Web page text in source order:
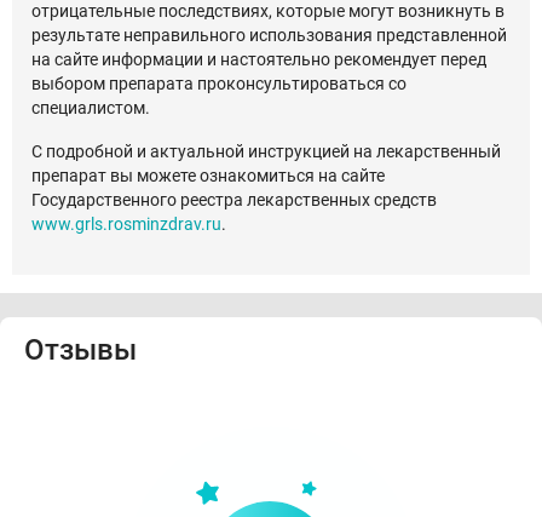
отрицательные последствиях, которые могут возникнуть в
результате неправильного использования представленной
на сайте информации и настоятельно рекомендует перед
выбором препарата проконсультироваться со
специалистом.
С подробной и актуальной инструкцией на лекарственный
препарат вы можете ознакомиться на сайте
Государственного реестра лекарственных средств
www.grls.rosminzdrav.ru.
Отзывы